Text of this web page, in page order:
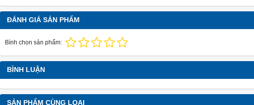
ĐÁNH GIÁ SẢN PHẨM
Bình chọn sản phẩm:
BÌNH LUẬN
SẢN PHẨM CÙNG LOẠI